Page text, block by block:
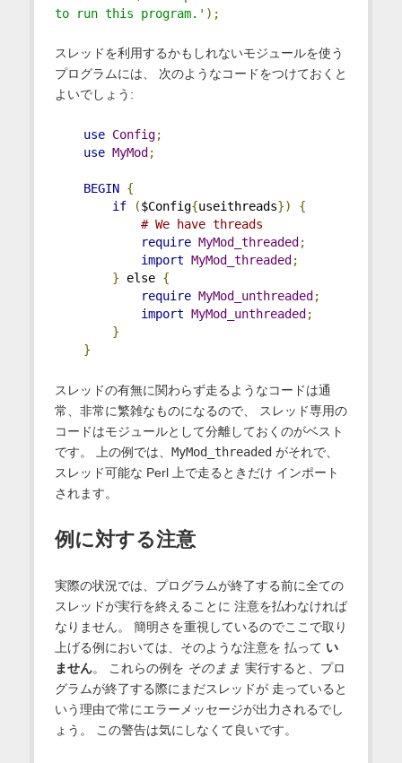
to run this program.' );
スレッドを利用するかもしれないモジュールを使う
プログラムには、 次のようなコードをつけておくと
よいでしょう:
use Config;
use MyMod ;
BEGIN {
if
($Config{useithreads})
{
# We have threads
require MyMod_threaded ;
import MyMod_threaded ;
} else {
require MyMod_unthreaded ;
import MyMod_unthreaded ;
}
}
スレッドの有無に関わらず走るようなコードは通
常、非常に繁雑なものになるので、 スレッド専用の
コードはモジュールとして分離しておくのがベスト
です。 上の例では、 MyMod_threadedがそれで、
スレッド可能な Perl 上で走るときだけ インポート
されます。
例に対する注意
実際の状況では、プログラムが終了する前に全ての
スレッドが実行を終えることに 注意を払わなければ
なりません。 簡明さを重視しているのでここで取り
上げる例においては、そのような注意を 払って い
ません。 これらの例を そのまま 実行すると、プロ
グラムが終了する際にまだスレッドが 走っていると
いう理由で常にエラーメッセージが出力されるでし
ょう。 この警告は気にしなくて良いです。